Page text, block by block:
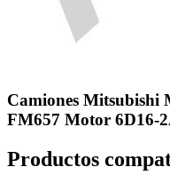
Camiones Mitsubishi
FM657 Motor 6D16-
Productos